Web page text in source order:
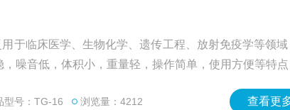
于临床医学、生物化学、遗传工程、放射免疫学等领
噪音低，体积小，重量轻，操作简单，使用方便等特
型号：TG-16 浏览量：4212 查看更